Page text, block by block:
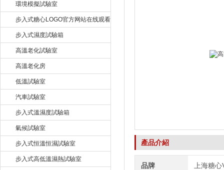
環境模擬試驗室
步入式糖心LOGO官方网站在线观看
步入式濕度試驗箱
高溫老化試驗室
高溫老化房
低溫試驗室
汽車試驗室
步入式溫濕度試驗箱
氣候試驗室
步入式恒溫恒濕試驗室
步入式高低溫濕熱試驗室
產品介紹
品牌 上海糖